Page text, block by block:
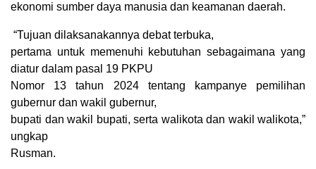
ekonomi sumber daya manusia dan keamanan daerah.
“Tujuan dilaksanakannya debat terbuka,
pertama untuk memenuhi kebutuhan sebagaimana yang
diatur dalam pasal 19 PKPU
Nomor 13 tahun 2024 tentang kampanye pemilihan
gubernur dan wakil gubernur,
bupati dan wakil bupati, serta walikota dan wakil walikota,”
ungkap
Rusman.